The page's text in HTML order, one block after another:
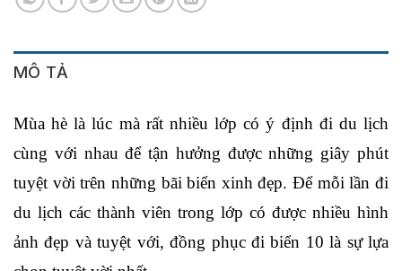
MÔ TẢ
Mùa hè là lúc mà rất nhiều lớp có ý định đi du lịch
cùng với nhau để tận hưởng được những giây phút
tuyệt vời trên những bãi biển xinh đẹp. Để mỗi lần đi
du lịch các thành viên trong lớp có được nhiều hình
ảnh đẹp và tuyệt với, đồng phục đi biển 10 là sự lựa